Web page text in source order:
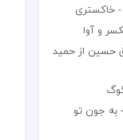
خاکستری
و آوا
حسین از حمید
به جون تو